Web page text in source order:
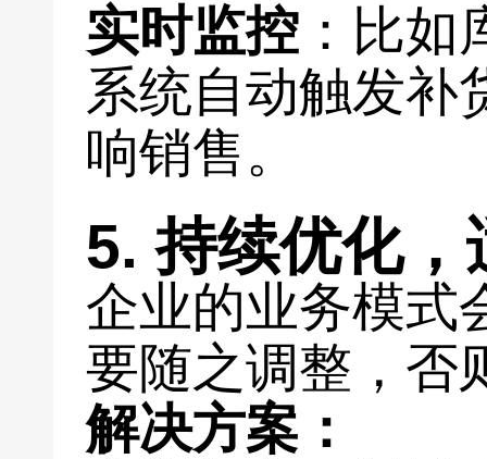
实时监控 ：比
系统自动触发补
响销售。
5. 持续优化
企业的业务模式
要随之调整，否
解决方案：